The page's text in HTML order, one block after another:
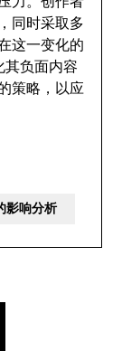
同时采取多
这一变化的
其负面内容
策略，以应
影响分析